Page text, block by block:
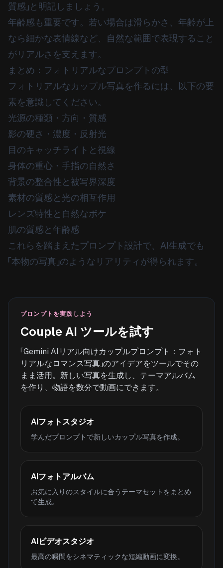
質感」と明記しましょう。
年齢感も重要です。若い場合は滑らかさ、年齢が上
なら細かな表情線など、自然な範囲で表現すること
がリアルさを支えます。
まとめ：フォトリアルなプロンプトの型
フォトリアルなカップル写真を作るには、以下の要
素を意識してください。
光源の種類・方向・質感
影の硬さ・濃度・反射光
目のキャッチライトと視線
身体の重心・手指の自然さ
背景の整合性と被写界深度
素材の質感と光の相互作用
レンズ特性と自然なボケ
肌の質感と年齢感
これらを踏まえたプロンプト設計で、AI生成でも
「本物の写真」のようなリアリティが得られます。
プロンプトを実践しよう
Couple AI ツールを試す
「Gemini AIリアル向けカップルプロンプト：フォト
リアルなロマンス写真」のアイデアをツールでその
まま活用。新しい写真を生成し、テーマアルバム
を作り、物語を数分で動画にできます。
AIフォトスタジオ
学んだプロンプトで新しいカップル写真を作成。
AIフォトアルバム
お気に入りのスタイルに合うテーマセットをまとめ
て生成。
AIビデオスタジオ
最高の瞬間をシネマティックな短編動画に変換。